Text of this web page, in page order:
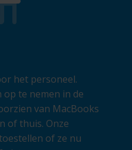
het personeel.
te nemen in de
van MacBooks
of thuis. Onze
of ze nu